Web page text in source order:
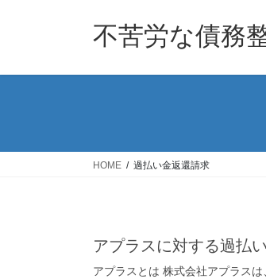
不苦労な債務
HOME 過払い金返還請求
アプラスに対する過払
アプラスとは 株式会社アプラス